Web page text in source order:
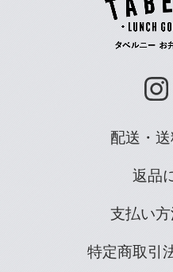
配送・
返品
支払い
特定商取引